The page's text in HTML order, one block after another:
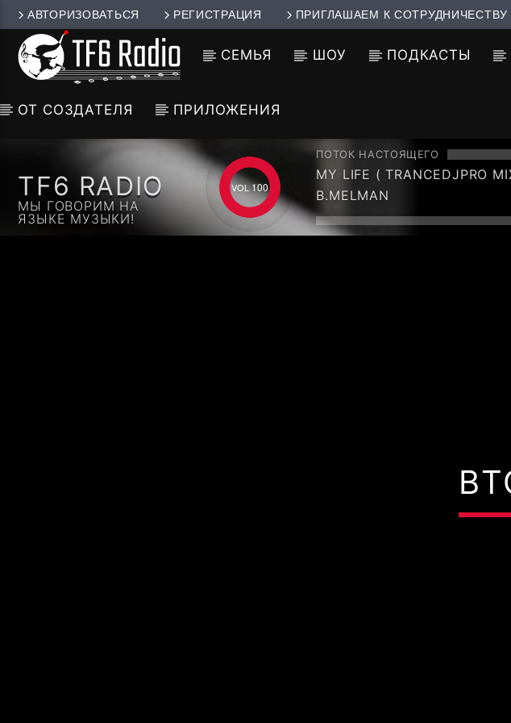
АВТОРИЗОВАТЬСЯ РЕГИСТРАЦИЯ ПРИГЛАШАЕМ К СОТРУДНИЧЕСТВУ
СЕМЬЯ ШОУ ПОДКАСТЫ
ОТ СОЗДАТЕЛЯ ПРИЛОЖЕНИЯ
TF6 RADIO
МЫ ГОВОРИМ НА
ЯЗЫКЕ МУЗЫКИ!
100
ПОТОК НАСТОЯЩЕГО
MY LIFE ( TRANCEDJPRO MIX
PROGRESSIVE PSY)
B.MELMAN